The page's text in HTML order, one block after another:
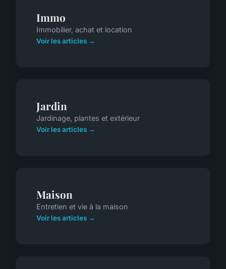
Immo
Immobilier, achat et location
Voir les articles →
Jardin
Jardinage, plantes et extérieur
Voir les articles →
Maison
Entretien et vie à la maison
Voir les articles →